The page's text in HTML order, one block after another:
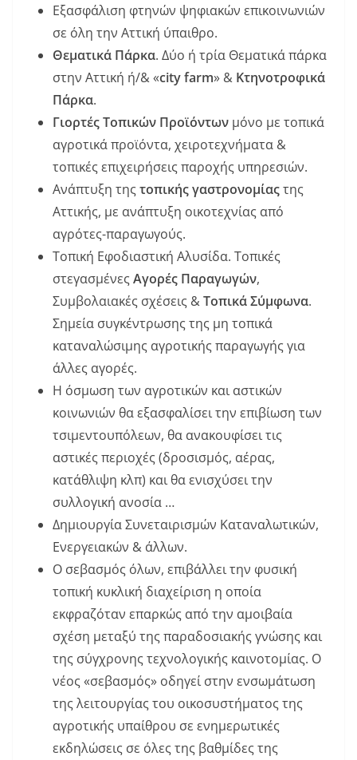
Εξασφάλιση φτηνών ψηφιακών επικοινωνιών
σε όλη την Αττική ύπαιθρο.
Θεματικά Πάρκα. Δύο ή τρία Θεματικά πάρκα
στην Αττική ή/& «city farm» & Κτηνοτροφικά
Πάρκα.
Γιορτές Τοπικών Προϊόντων μόνο με τοπικά
αγροτικά προϊόντα, χειροτεχνήματα &
τοπικές επιχειρήσεις παροχής υπηρεσιών.
Ανάπτυξη της τοπικής γαστρονομίαςτης
Αττικής, με ανάπτυξη οικοτεχνίας από
αγρότες-παραγωγούς.
Τοπική Εφοδιαστική Αλυσίδα. Τοπικές
στεγασμένες Αγορές Παραγωγών,
Συμβολαιακές σχέσεις &Τοπικά Σύμφωνα.
Σημεία συγκέντρωσης της μη τοπικά
καταναλώσιμης αγροτικής παραγωγής για
άλλες αγορές.
Η όσμωση των αγροτικών και αστικών
κοινωνιών θα εξασφαλίσει την επιβίωση των
τσιμεντουπόλεων, θα ανακουφίσει τις
αστικές περιοχές (δροσισμός, αέρας,
κατάθλιψη κλπ) και θα ενισχύσει την
συλλογική ανοσία …
Δημιουργία Συνεταιρισμών Καταναλωτικών,
Ενεργειακών & άλλων.
Ο σεβασμός όλων, επιβάλλει την φυσική
τοπική κυκλική διαχείριση η οποία
εκφραζόταν επαρκώς από την αμοιβαία
σχέση μεταξύ της παραδοσιακής γνώσης και
της σύγχρονης τεχνολογικής καινοτομίας. Ο
νέος «σεβασμός» οδηγεί στην ενσωμάτωση
της λειτουργίας του οικοσυστήματος της
αγροτικής υπαίθρου σε ενημερωτικές
εκδηλώσεις σε όλες της βαθμίδες της